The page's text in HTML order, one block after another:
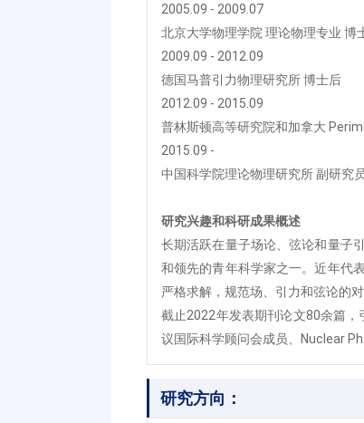
2005.09 - 2009.07
北京大学物理学院 理论物理专业 博
2009.09 - 2012.09
德国马普引力物理研究所 博士后
2012.09 - 2015.09
普林斯顿高等研究院和加拿大
2015.09 -
中国科学院理论物理研究所 副研究
研究兴趣和科研成果概述
长期活跃在量子场论、弦论和量子
和领先的青年科学家之一。近年代
严格求解，规范场、引力和弦论的
截止2022年发表期刊论文80余篇
议国际科学顾问会成员、Nuclear
研究方向：